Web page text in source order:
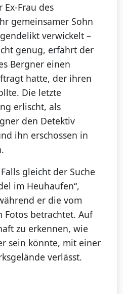
Ex-Frau des
gemeinsamer Sohn
verwickelt –
genug, erfährt der
Bergner einen
hatte, der ihren
Die letzte
erlischt, als
den Detektiv
ihn erschossen in
gleicht der Suche
im Heuhaufen“,
er die vom
Fotos betrachtet. Auf
zu erkennen, wie
sein könnte, mit einer
verlässt.